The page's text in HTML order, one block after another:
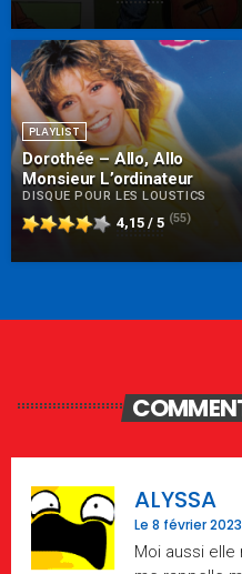
PLAYLIST
Dorothée – Allo, Allo
Monsieur L’ordinateur
DISQUE POUR LES LOUSTICS
4,15 / 5 (55)
ALYSSA
Le 8 février
Moi aussi